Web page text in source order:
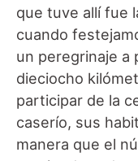
que tuve allí fue
cuando
un peregrinaje a
dieciocho
participar de la
caserío, sus
manera que el